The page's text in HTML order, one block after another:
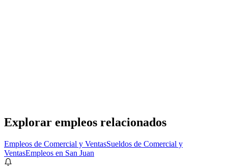
Explorar empleos relacionados
Empleos de Comercial y VentasSueldos de Comercial y
VentasEmpleos en San Juan